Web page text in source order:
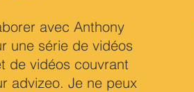
avec Anthony
une série de vidéos
de vidéos couvrant
advizeo. Je ne peux